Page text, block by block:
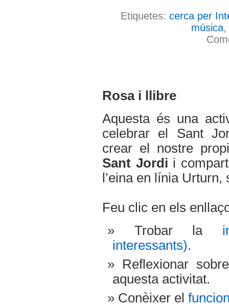
Etiquetes: cerca per
música,
Rosa i llibre
Aquesta és una
celebrar el Sant
crear el nostre
Sant Jordi i
l’eina en línia Urturn,
Feu clic en els
Trobar la
interessants).
Reflexionar
aquesta activitat.
Conèixer el